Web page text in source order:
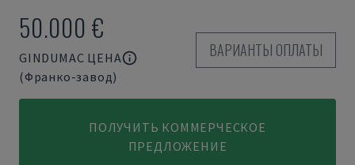
50.000 €
GINDUMAC ЦЕНА
(Франко-завод)
ВАРИАНТЫ ОПЛАТЫ
ПОЛУЧИТЬ КОММЕРЧЕСКОЕ
ПРЕДЛОЖЕНИЕ